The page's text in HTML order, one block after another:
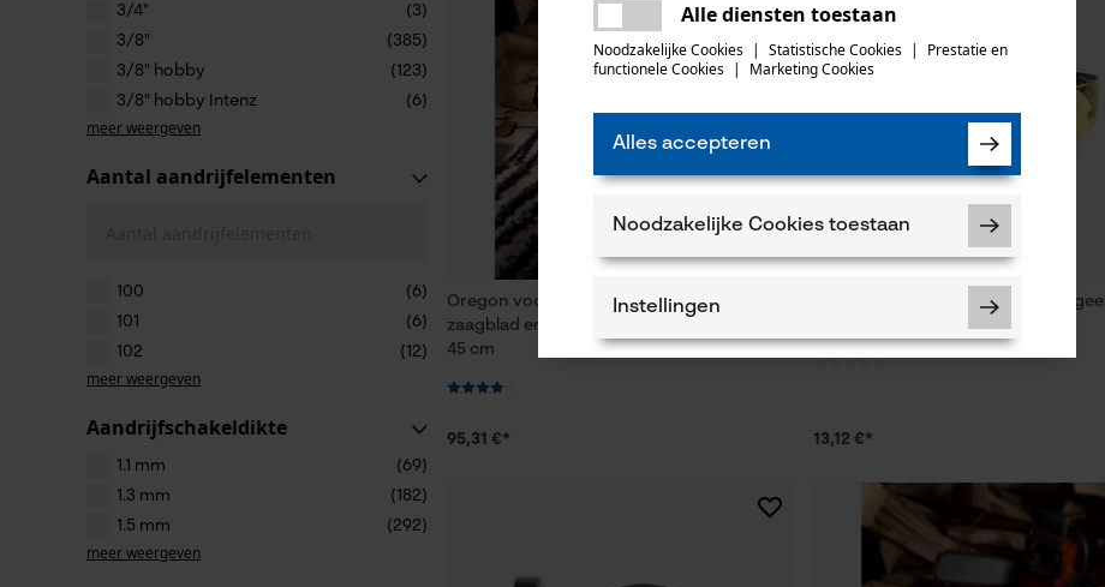
3/4"
(3)
3/8"
(385)
3/8" hobby
(123)
3/8" hobby Intenz
(6)
meer weergeven
Aantal aandrijfelementen
100
(6)
101
(6)
102
(12)
meer weergeven
Aandrijfschakeldikte
1.1 mm
(69)
1.3 mm
(182)
1.5 mm
(292)
meer weergeven
Oregon voordelset ControlCut met
zaagblad en 4 zaagkettingen 325", 1.6 mm,
45 cm
95,31 €*
3M veiligheidsbril SecureFit 400, geel
13,12 €*
Alle diensten toestaan
Noodzakelijke Cookies | Statistische Cookies |
Prestatie en
functionele Cookies | Marketing Cookies
Alles accepteren
Noodzakelijke Cookies toestaan
Instellingen
Noodzakelijke Cookies
Controleer instelling van cookies
opnieuw te proberen.
mail